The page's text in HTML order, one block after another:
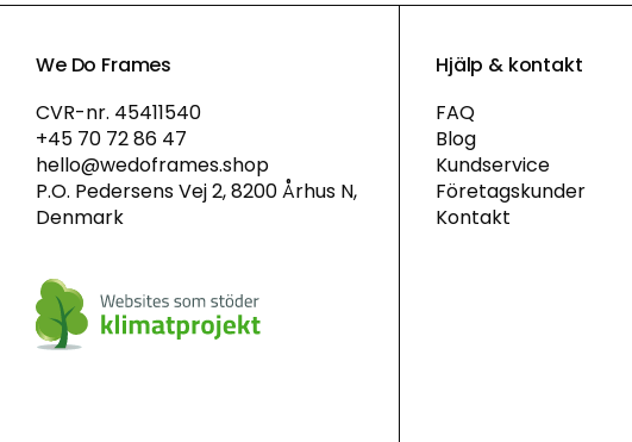
We Do Frames
CVR-nr. 45411540
+45 70 72 86 47
hello@wedoframes.shop
P.O. Pedersens Vej 2, 8200 Århus N,
Denmark
Hjälp & kontakt
FAQ
Blog
Kundservice
Företagskunder
Kontakt